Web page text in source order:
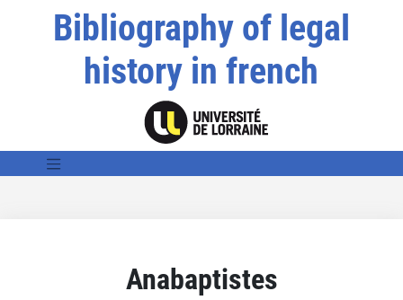
Bibliography of legal
history in french
Anabaptistes